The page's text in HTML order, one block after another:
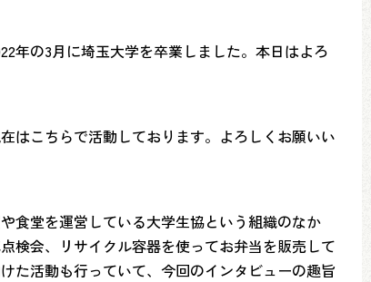
年の3月に埼玉大学を卒業しました。本日はよろ
はこちらで活動しております。よろしくお願いい
食堂を運営している大学生協という組織のなか
検会、リサイクル容器を使ってお弁当を販売して
た活動も行っていて、今回のインタビューの趣旨